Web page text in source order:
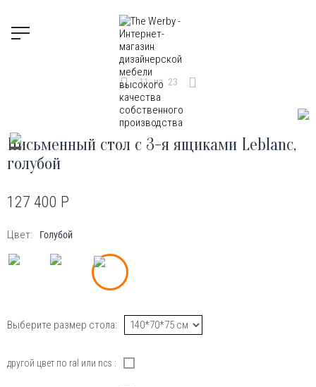
11 из 23
Письменный стол с 3-я ящиками Leblanc,
голубой
127 400 Р
Цвет: Голубой
Выберите размер стола:
другой цвет по ral или ncs :